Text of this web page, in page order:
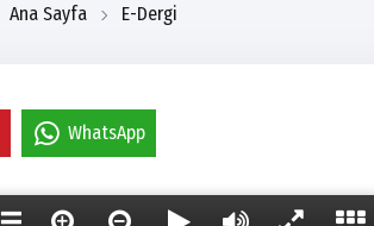
Ana Sayfa E-Dergi
WhatsApp